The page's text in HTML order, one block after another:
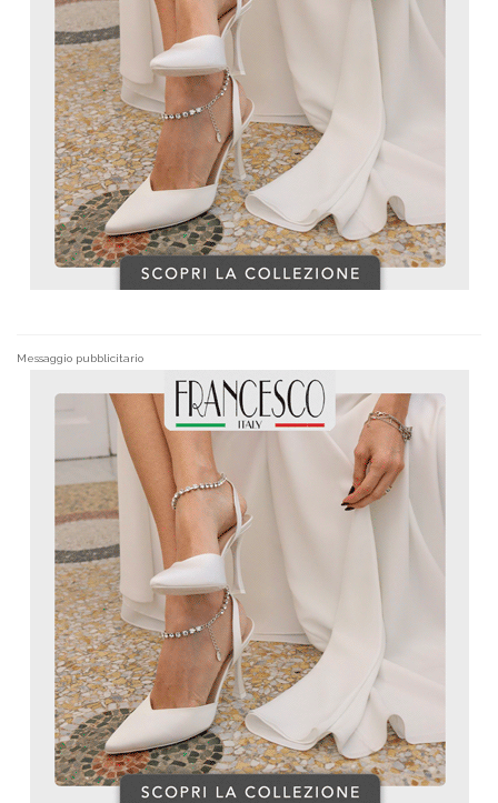
Messaggio pubblicitario